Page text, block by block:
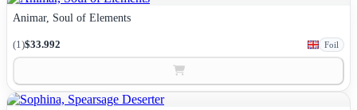
Animar, Soul of Elements
(1)$33.992 Foil